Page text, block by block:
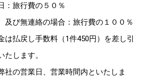
：旅行費の５０％
及び無連絡の場合：旅行費の１００％
払戻し手数料（1件450円）を差し引
たします。
社の営業日、営業時間内といたしま